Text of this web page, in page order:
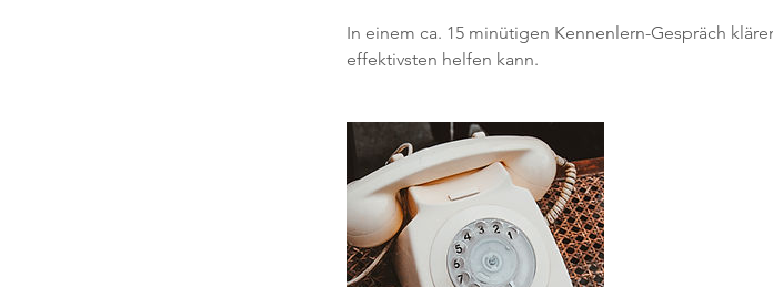
In einem ca. 15 minütigen Kennenlern-Gespräch
effektivsten helfen kann.